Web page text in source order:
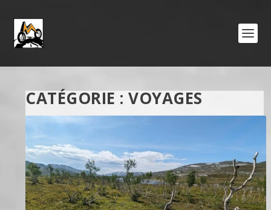
CATÉGORIE :VOYAGES